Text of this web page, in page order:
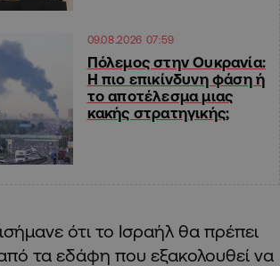
09.08.2026 07:59
Πόλεμος στην Ουκρανία:
Η πιο επικίνδυνη φάση ή
το αποτέλεσμα μιας
κακής στρατηγικής;
ότι το Ισραήλ θα πρέπει
τα εδάφη που εξακολουθεί να